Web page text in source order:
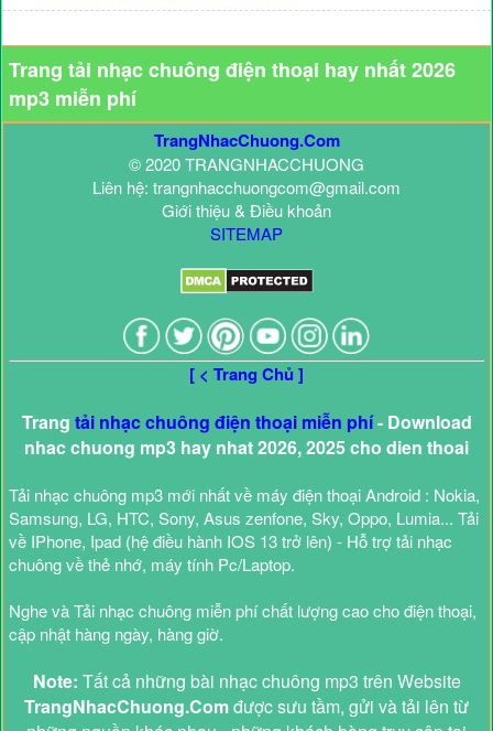
Trang tải nhạc chuông điện thoại hay nhất 2026
mp3 miễn phí
TrangNhacChuong.Com
© 2020 TRANGNHACCHUONG
Liên hệ: trangnhacchuongcom@gmail.com
Giới thiệu & Điều khoản
SITEMAP
[ < Trang Chủ ]
Trang tải nhạc chuông điện thoại miễn phí- Download
nhac chuong mp3 hay nhat 2026, 2025 cho dien thoai
Tải nhạc chuông mp3 mới nhất về máy điện thoại Android : Nokia,
Samsung, LG, HTC, Sony, Asus zenfone, Sky, Oppo, Lumia... Tải
về IPhone, Ipad (hệ điều hành IOS 13 trở lên) - Hỗ trợ tải nhạc
chuông về thẻ nhớ, máy tính Pc/Laptop.
Nghe và Tải nhạc chuông miễn phí chất lượng cao cho điện thoại,
cập nhật hàng ngày, hàng giờ.
Note: Tất cả những bài nhạc chuông mp3 trên Website
TrangNhacChuong.Comđược sưu tầm, gửi và tải lên từ